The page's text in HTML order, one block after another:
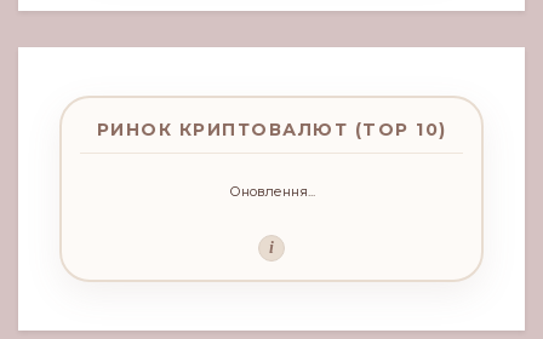
РИНОК КРИПТОВАЛЮТ (TOP 10)
Оновлення...
i